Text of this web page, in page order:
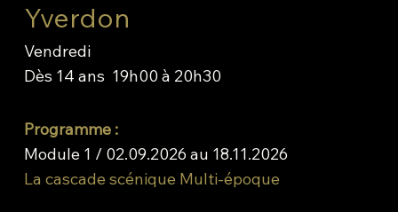
Yverdon
Vendredi
Dès 14 ans 19h00 à 20h30
Programme :
Module 1 / 02.09.2026 au 18.11.2026
La cascade scénique Multi-époque